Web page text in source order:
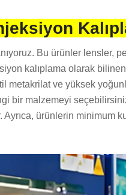
Bu ürünler lensler,
kalıplama olarak
metakrilat ve yüksek
bir malzemeyi
ürünlerin minimum